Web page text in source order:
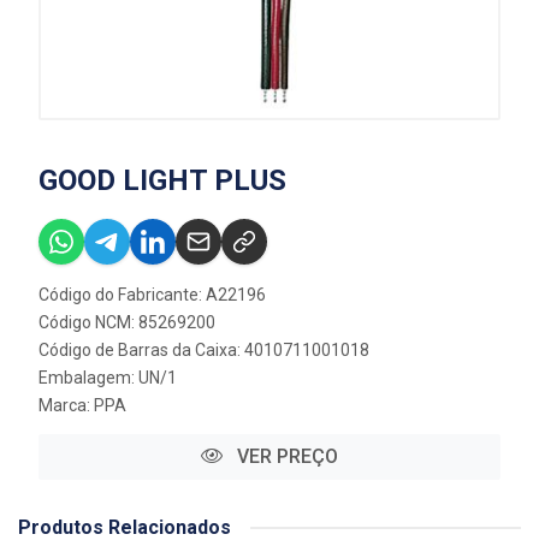
GOOD LIGHT PLUS
Código do Fabricante: A22196
Código NCM: 85269200
Código de Barras da Caixa: 4010711001018
Embalagem: UN/1
Marca: PPA
VER PREÇO
Produtos Relacionados